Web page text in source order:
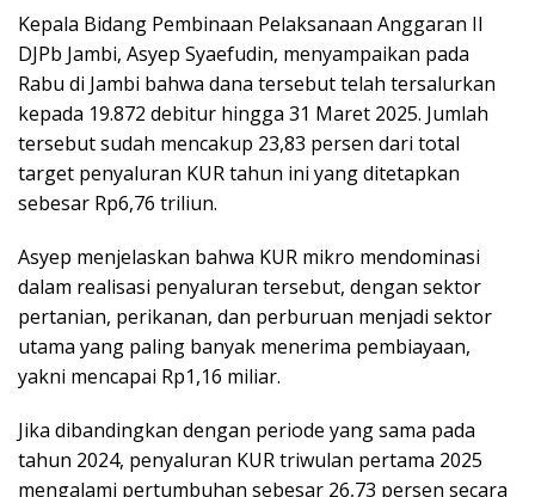
Kepala Bidang Pembinaan Pelaksanaan Anggaran II
DJPb Jambi, Asyep Syaefudin, menyampaikan pada
Rabu di Jambi bahwa dana tersebut telah tersalurkan
kepada 19.872 debitur hingga 31 Maret 2025. Jumlah
tersebut sudah mencakup 23,83 persen dari total
target penyaluran KUR tahun ini yang ditetapkan
sebesar Rp6,76 triliun.
Asyep menjelaskan bahwa KUR mikro mendominasi
dalam realisasi penyaluran tersebut, dengan sektor
pertanian, perikanan, dan perburuan menjadi sektor
utama yang paling banyak menerima pembiayaan,
yakni mencapai Rp1,16 miliar.
Jika dibandingkan dengan periode yang sama pada
tahun 2024, penyaluran KUR triwulan pertama 2025
mengalami pertumbuhan sebesar 26,73 persen secara